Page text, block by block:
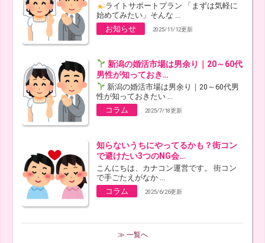
ライトサポートプラン 「まずは気軽に
始めてみたい」そんな ...
お知らせ
2025/11/12更新
新潟の婚活市場は男余り｜20～60代
男性が知っておき…
新潟の婚活市場は男余り｜20～60代男
性が知っておきたい ...
コラム
2025/7/18更新
知らないうちにやってるかも？街コン
で避けたい3つのNG会…
こんにちは、カナコン運営です。 街コン
で手ごたえがなか ...
コラム
2025/6/26更新
≫ 一覧へ